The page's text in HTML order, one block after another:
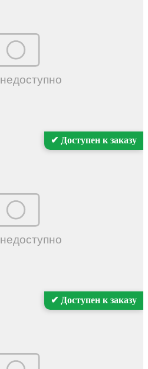
✔ Доступен к заказу
✔ Доступен к заказу